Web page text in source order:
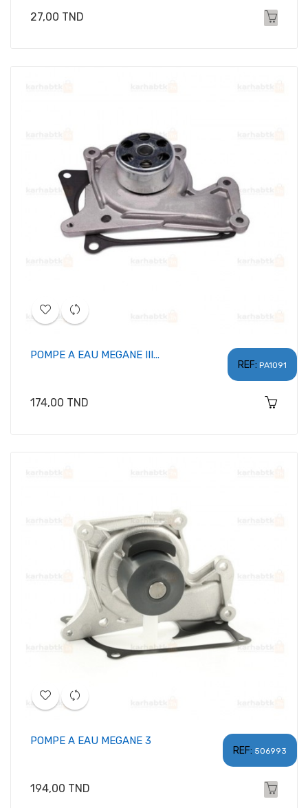
Prix
27,00 TND
REF: PA1091
POMPE A EAU MEGANE III...
Prix
174,00 TND
REF: 506993
POMPE A EAU MEGANE 3
Prix
194,00 TND